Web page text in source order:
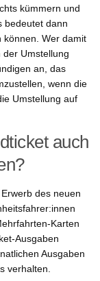
kümmern und
bedeutet dann
können. Wer damit
Umstellung
an, das
wenn die
Umstellung auf
auch
des neuen
Karten
Ausgaben
Ausgaben
verhalten.